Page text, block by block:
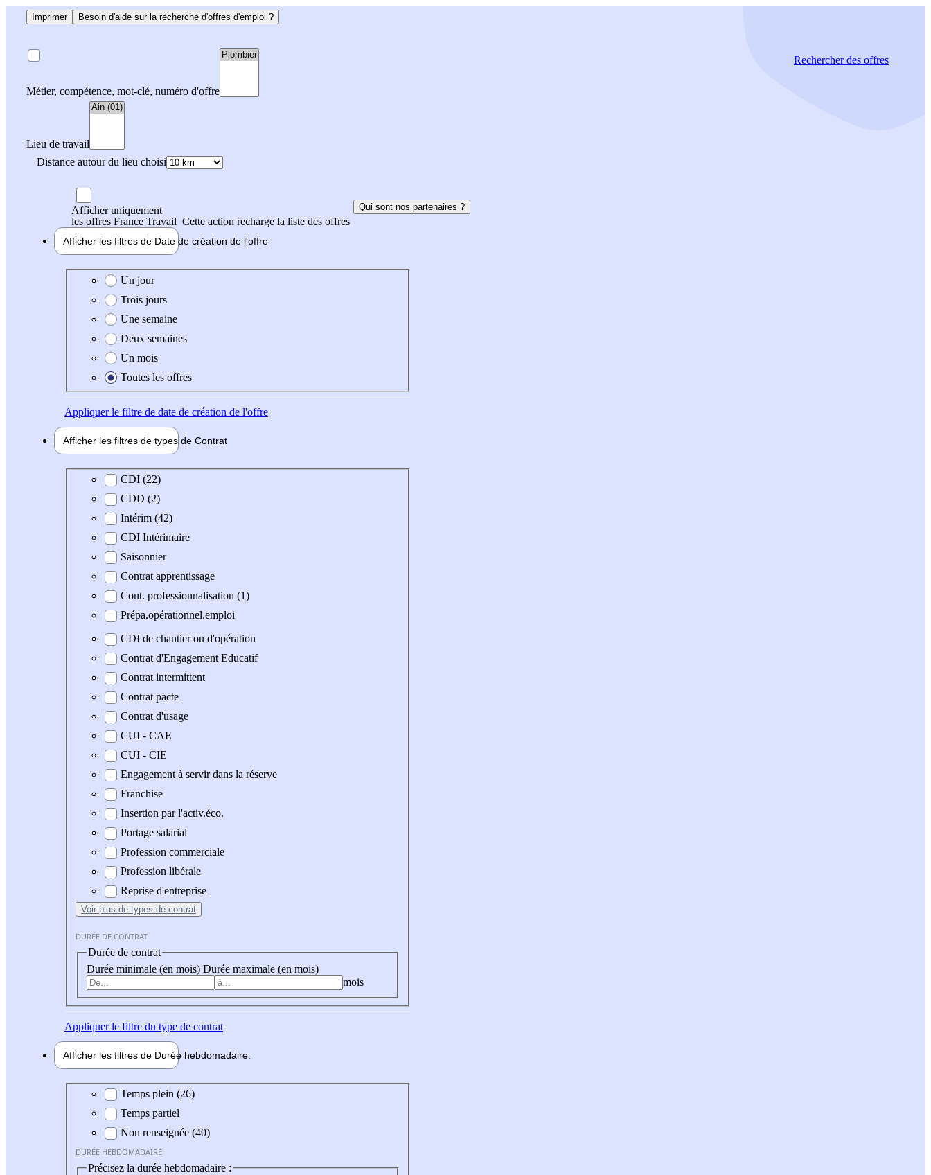
Imprimer Besoin d'aide sur la recherche d'offres d'emploi ?
Métier, compétence, mot-clé, numéro d'offre
Lieu de travail
Distance autour du lieu choisi
Rechercherdes offres
Afficher uniquement
les offres France Travail Cette action recharge la liste des offres
Qui sont nos partenaires ?
Afficher les filtres de Date de création de l'offre
Date de création de l'offre
Un jour
Trois jours
Une semaine
Deux semaines
Un mois
Toutes les offres
Appliquerle filtre de date de création de l'offre
Afficher les filtres de types de Contrat
Type de contratCDI (22)
CDD (2)
Intérim (42)
CDI Intérimaire
Saisonnier
Contrat apprentissage
Cont. professionnalisation (1)
Prépa.opérationnel.emploi
CDI de chantier ou d'opération
Contrat d'Engagement Educatif
Contrat intermittent
Contrat pacte
Contrat d'usage
CUI - CAE
CUI - CIE
Engagement à servir dans la réserve
Franchise
Insertion par l'activ.éco.
Portage salarial
Profession commerciale
Profession libérale
Reprise d'entreprise
Voir plus de types de contrat
DURÉE DE CONTRAT
Durée de contrat
Durée minimale (en mois) Durée maximale (en mois)
mois
Appliquerle filtre du type de contrat
Afficher les filtres de Durée hebdomadaire
Durée hebdomadaire
Temps plein (26)
Temps partiel
Non renseignée (40)
DURÉE HEBDOMADAIRE
Précisez la durée hebdomadaire :